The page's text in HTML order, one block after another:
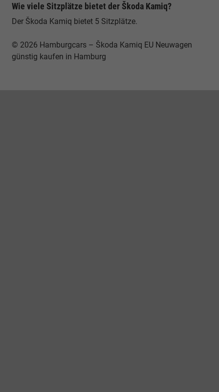
Wie viele Sitzplätze bietet der Škoda Kamiq?
Der Škoda Kamiq bietet 5 Sitzplätze.
© 2026 Hamburgcars – Škoda Kamiq EU Neuwagen
günstig kaufen in Hamburg